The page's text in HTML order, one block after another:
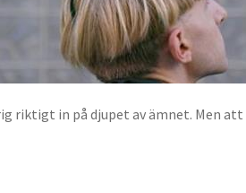
riktigt in på djupet av ämnet. Men